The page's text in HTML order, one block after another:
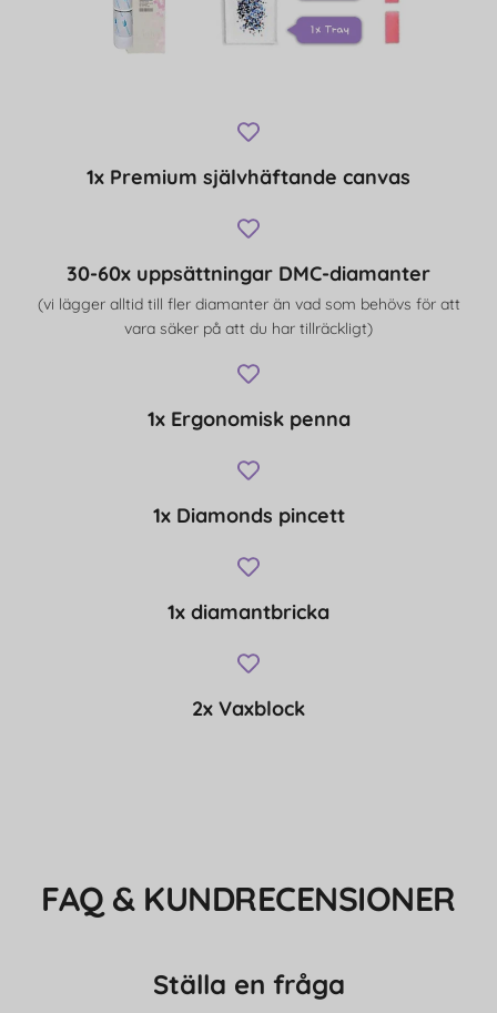
1x Premium självhäftande canvas
30-60x uppsättningar DMC-diamanter
(vi lägger alltid till fler diamanter än vad som behövs för att
vara säker på att du har tillräckligt)
1x Ergonomisk penna
1x Diamonds pincett
1x diamantbricka
2x Vaxblock
FAQ & KUNDRECENSIONER
Ställa en fråga